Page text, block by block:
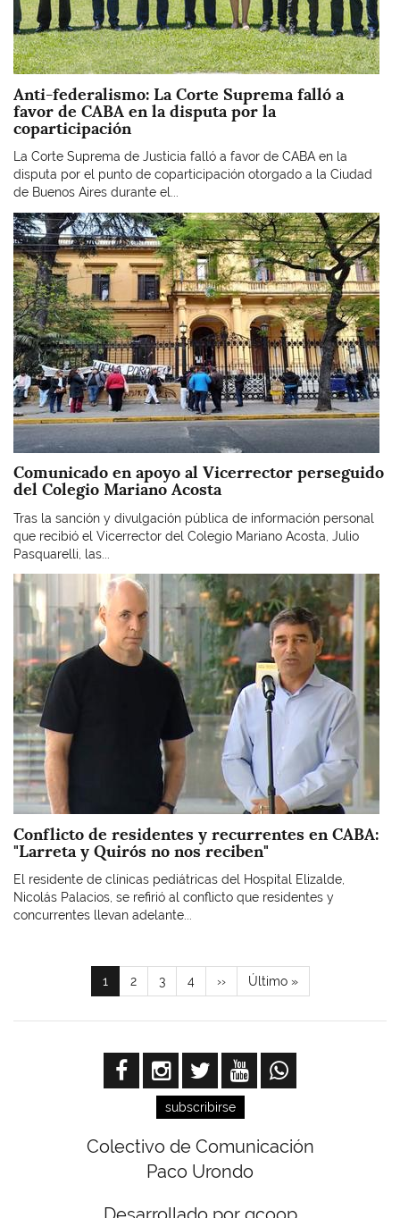
Anti-federalismo: La Corte Suprema falló a
favor de CABA en la disputa por la
coparticipación
La Corte Suprema de Justicia falló a favor de CABA en la
disputa por el punto de coparticipación otorgado a la Ciudad
de Buenos Aires durante el...
Imagen
Comunicado en apoyo al Vicerrector perseguido
del Colegio Mariano Acosta
Tras la sanción y divulgación pública de información personal
que recibió el Vicerrector del Colegio Mariano Acosta, Julio
Pasquarelli, las...
Imagen
Conflicto de residentes y recurrentes en CABA:
"Larreta y Quirós no nos reciben"
El residente de clínicas pediátricas del Hospital Elizalde,
Nicolás Palacios, se refirió al conflicto que residentes y
concurrentes llevan adelante...
Paginación
Página
actual
1 Page
2 Page
3 Page
4
Siguiente
página
››
Última
página
Último »
subscribirse
Colectivo de Comunicación
Paco Urondo